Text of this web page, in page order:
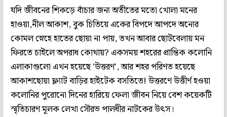
যদি জীবনের শিকড়ে বাঁচার জন্য অতীতের মতো খোলা মনের
হাওয়া,নীল আকাশ, বুক চিতিয়ে একের বিপদে আপদে অন্যের
কোমল স্নেহে হাতের ছোয়া না পায়, তখন আবার ছোটবেলায় মন
ফিরতে চাইলে অপরাধ কোথায়? একসময় শহরের প্রান্তিক কলোনি
এলাকাগুলো এখন হয়েছে 'উত্তরণ', আর শহর পরিণত হয়েছে
আকাশছোয়া ফ্ল্যাট বাড়ির হাইটেক বসতিতে! উত্তরণে উত্তীর্ণ হওয়া
কলোনির পুরোনো দিনের হারিয়ে ফেলা জীবন নিয়ে বেশ কয়েকটি
স্মৃতিচারণ মূলক লেখা সৌরভ পালধীর নাটকের উৎস।